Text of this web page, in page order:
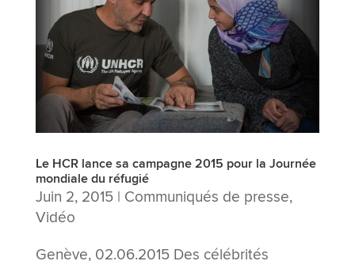
Le HCR lance sa campagne 2015 pour la Journée
mondiale du réfugié
Juin 2, 2015| Communiqués de presse,
Vidéo
Genève, 02.06.2015 Des célébrités